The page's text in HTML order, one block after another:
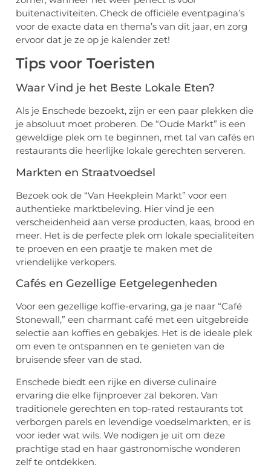
buitenactiviteiten. Check de officiële eventpagina’s
voor de exacte data en thema’s van dit jaar, en zorg
ervoor dat je ze op je kalender zet!
Tips voor Toeristen
Waar Vind je het Beste Lokale Eten?
Als je Enschede bezoekt, zijn er een paar plekken die
je absoluut moet proberen. De “Oude Markt” is een
geweldige plek om te beginnen, met tal van cafés en
restaurants die heerlijke lokale gerechten serveren.
Markten en Straatvoedsel
Bezoek ook de “Van Heekplein Markt” voor een
authentieke marktbeleving. Hier vind je een
verscheidenheid aan verse producten, kaas, brood en
meer. Het is de perfecte plek om lokale specialiteiten
te proeven en een praatje te maken met de
vriendelijke verkopers.
Cafés en Gezellige Eetgelegenheden
Voor een gezellige koffie-ervaring, ga je naar “Café
Stonewall,” een charmant café met een uitgebreide
selectie aan koffies en gebakjes. Het is de ideale plek
om even te ontspannen en te genieten van de
bruisende sfeer van de stad.
Enschede biedt een rijke en diverse culinaire
ervaring die elke fijnproever zal bekoren. Van
traditionele gerechten en top-rated restaurants tot
verborgen parels en levendige voedselmarkten, er is
voor ieder wat wils. We nodigen je uit om deze
prachtige stad en haar gastronomische wonderen
zelf te ontdekken.